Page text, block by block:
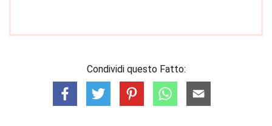
Condividi questo Fatto: